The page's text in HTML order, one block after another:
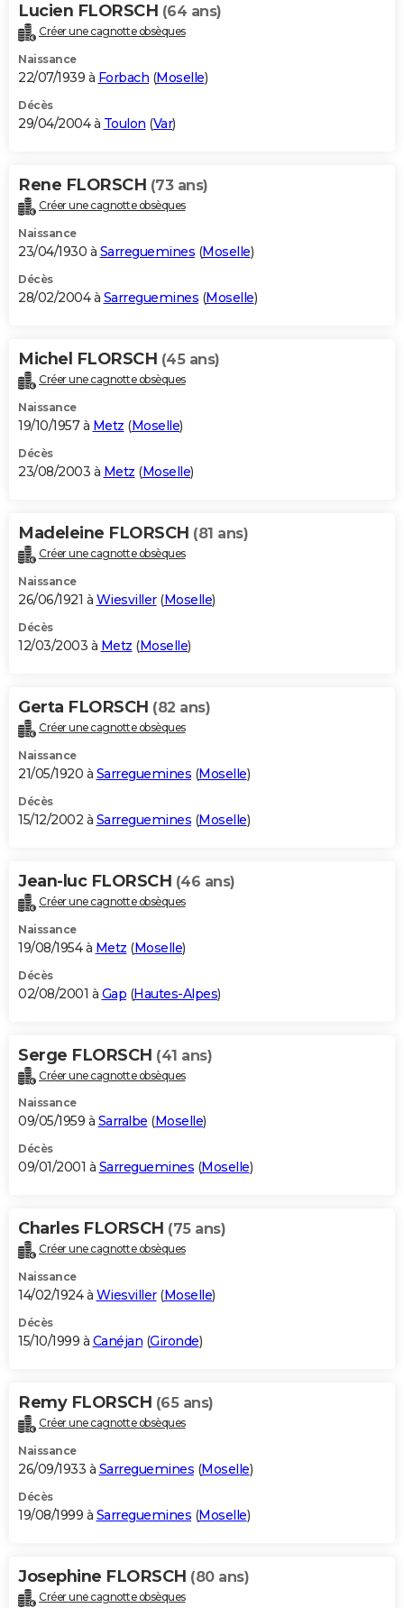
Lucien FLORSCH (64 ans)
Créer une cagnotte obsèques
Naissance
22/07/1939 à Forbach (Moselle)
Décès
29/04/2004 à Toulon (Var)
Rene FLORSCH (73 ans)
Créer une cagnotte obsèques
Naissance
23/04/1930 à Sarreguemines (Moselle)
Décès
28/02/2004 à Sarreguemines (Moselle)
Michel FLORSCH (45 ans)
Créer une cagnotte obsèques
Naissance
19/10/1957 à Metz (Moselle)
Décès
23/08/2003 à Metz (Moselle)
Madeleine FLORSCH (81 ans)
Créer une cagnotte obsèques
Naissance
26/06/1921 à Wiesviller(Moselle)
Décès
12/03/2003 à Metz (Moselle)
Gerta FLORSCH (82 ans)
Créer une cagnotte obsèques
Naissance
21/05/1920 à Sarreguemines (Moselle)
Décès
15/12/2002 à Sarreguemines (Moselle)
Jean-luc FLORSCH (46 ans)
Créer une cagnotte obsèques
Naissance
19/08/1954 à Metz (Moselle)
Décès
02/08/2001 à Gap (Hautes-Alpes)
Serge FLORSCH (41 ans)
Créer une cagnotte obsèques
Naissance
09/05/1959 à Sarralbe (Moselle)
Décès
09/01/2001 à Sarreguemines (Moselle)
Charles FLORSCH (75 ans)
Créer une cagnotte obsèques
Naissance
14/02/1924 à Wiesviller(Moselle)
Décès
15/10/1999 à Canéjan (Gironde)
Remy FLORSCH (65 ans)
Créer une cagnotte obsèques
Naissance
26/09/1933 à Sarreguemines (Moselle)
Décès
19/08/1999 à Sarreguemines (Moselle)
Josephine FLORSCH (80 ans)
Créer une cagnotte obsèques